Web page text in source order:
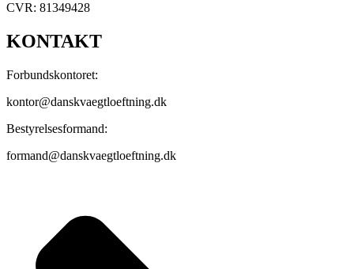
CVR: 81349428
KONTAKT
Forbundskontoret:
kontor@danskvaegtloeftning.dk
Bestyrelsesformand:
formand@danskvaegtloeftning.dk